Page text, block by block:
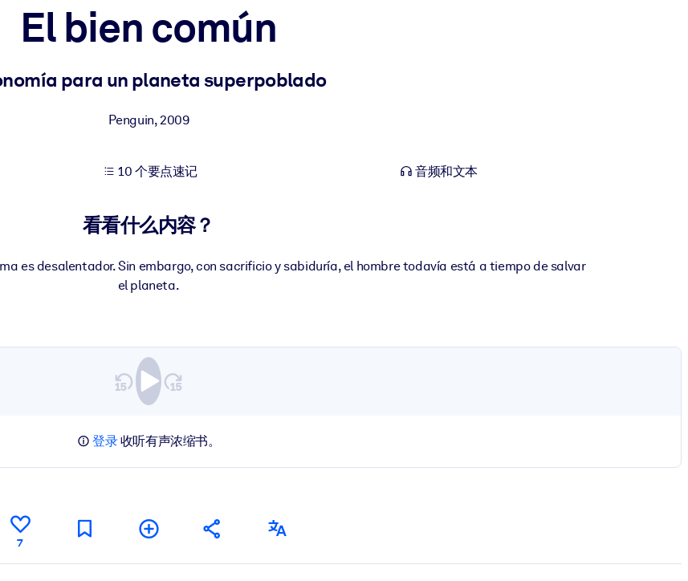
El bien común
para un planeta superpoblado
Penguin,2009
10 个要点速记 音频和文本
看看什么内容？
es desalentador. Sin embargo, con sacrificio y sabiduría, el hombre todavía está a tiempo de salvar
el planeta.
登录收听有声浓缩书。
7